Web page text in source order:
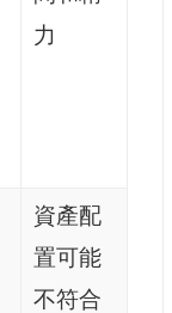
力
資產配
置可能
不符合